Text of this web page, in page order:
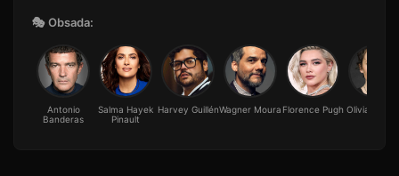
🎭 Obsada:
Antonio
Banderas
Salma Hayek
Pinault
Harvey GuillénWagner Moura Florence Pugh Olivia